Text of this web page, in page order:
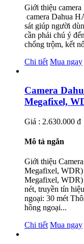
Giới thiệu
camera Dahua
sát giúp người
cần phải chú ý
chống trộm, kết
Chi tiết Mua ngay
Camera
Megafixel,
Giá : 2.630.000 đ
Mô tả ngắn
Giới thiệu
Megafixel,
Megafixel,
nét, truyền tín
ngoại: 30 mét
hồng ngoại...
Chi tiết Mua ngay